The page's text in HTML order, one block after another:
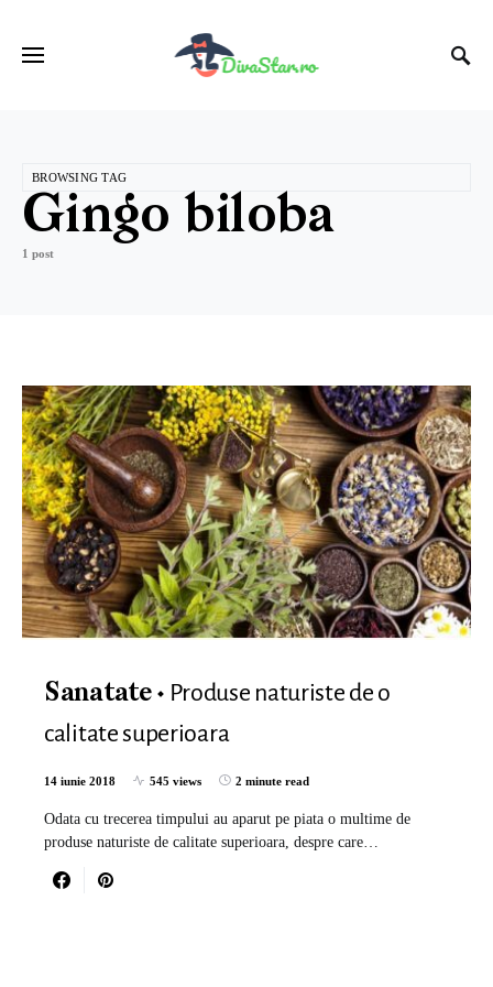
BROWSING TAG
Gingo biloba
1 post
Sanatate
Produse naturiste de o
calitate superioara
14 iunie 2018 545 views 2 minute read
Odata cu trecerea timpului au aparut pe piata o multime de
produse naturiste de calitate superioara, despre care…